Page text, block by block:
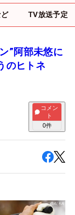
TV放送予定
”阿部未悠に
のヒトネ
コメン
ト
0件